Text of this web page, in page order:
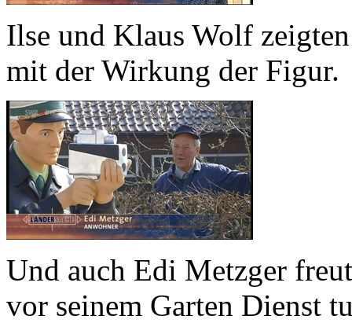
Ilse und Klaus Wolf
mit der Wirkung der Figur.
Und auch Edi Metzger
vor seinem Garten Dienst